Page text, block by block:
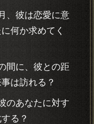
、彼は恋愛に意
何か求めてく
間に、彼との距
は訪れる？
のあなたに対す
る？